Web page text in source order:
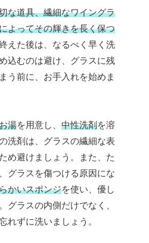
な道具、繊細なワイングラ
よってその輝きを長く保つ
えた後は、なるべく早く洗
込むのは避け、グラスに残
う前に、お手入れを始めま
湯を用意し、 中性洗剤を溶
洗剤は、グラスの繊細な表
め避けましょう。また、た
グラスを傷つける原因にな
かいスポンジを使い、優し
グラスの内側だけでなく、
れずに洗いましょう。